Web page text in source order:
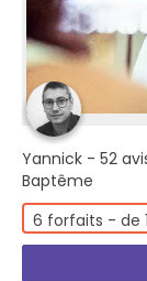
Yannick - 52
Baptême
6 forfaits - de